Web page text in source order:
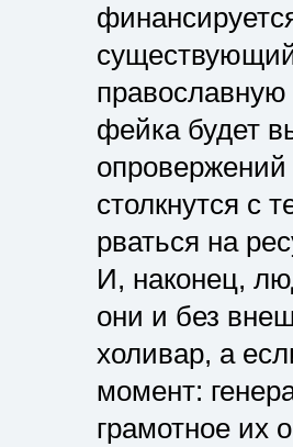
фейка будет
столкнутся с
рваться на
И, наконец,
они и без
холивар, а
момент:
грамотное их